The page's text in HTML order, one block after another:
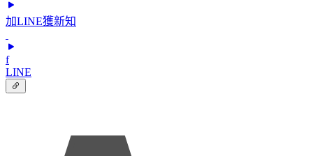
加LINE獲新知
f
LINE